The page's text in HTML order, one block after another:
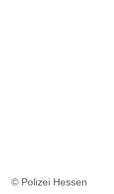
© Polizei Hessen